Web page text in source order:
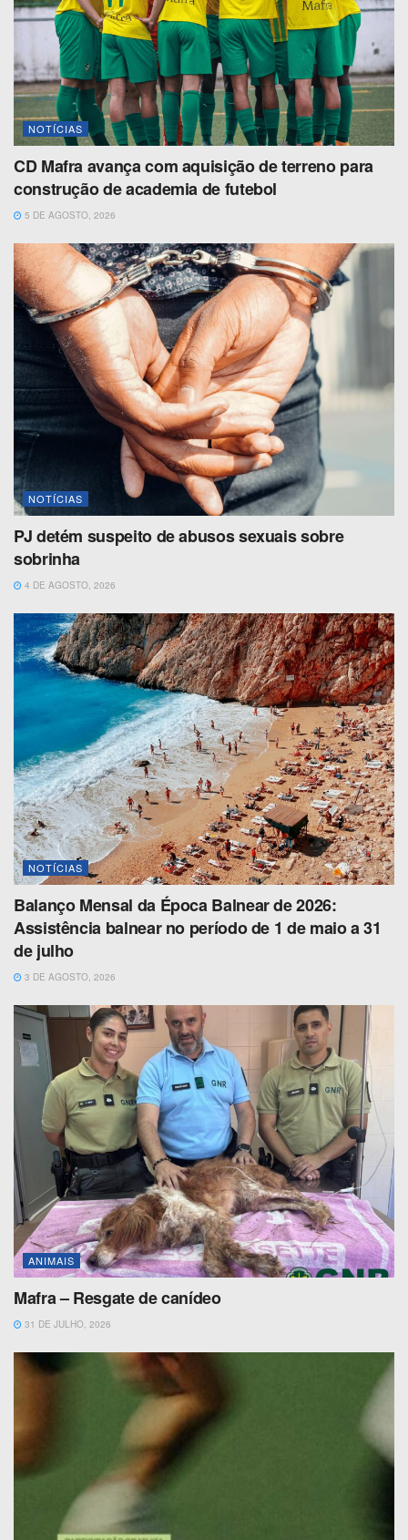
NOTÍCIAS
CD Mafra avança com aquisição de terreno para
construção de academia de futebol
5 DE AGOSTO, 2026
NOTÍCIAS
PJ detém suspeito de abusos sexuais sobre
sobrinha
4 DE AGOSTO, 2026
NOTÍCIAS
Balanço Mensal da Época Balnear de 2026:
Assistência balnear no período de 1 de maio a 31
de julho
3 DE AGOSTO, 2026
ANIMAIS
Mafra – Resgate de canídeo
31 DE JULHO, 2026